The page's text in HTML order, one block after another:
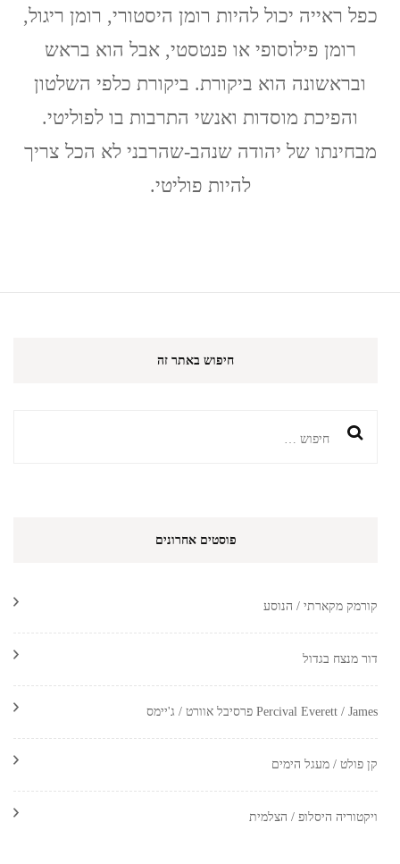
שנהב-שהרבני
כפל
כפל ראייה יכול להיות רומן היסטורי, רומן ריגול,
רומן פילוסופי או פנטסטי, אבל הוא בראש
ובראשונה הוא ביקורת. ביקורת כלפי השלטון
והפיכת מוסדות ואנשי התרבות בו לפוליטי.
מבחינתו של יהודה שנהב-שהרבני לא הכל צריך
להיות פוליטי.
חיפוש באתר זה
חיפוש:
פוסטים אחרונים
קורמק מקארתי / הנוסע
דור מנצח בגדול
Percival Everett / James פרסיבל אוורט / ג'יימס
קן פולט / מעגל הימים
ויקטוריה היסלופ / הצלמית